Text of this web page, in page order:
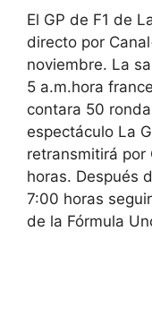
El GP de F1 de
directo por
noviembre. La
5 a.m.hora
contara 50
espectáculo La
retransmitirá por
horas. Después
7:00 horas
de la Fórmula